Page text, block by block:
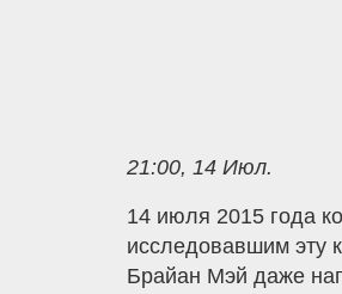
21:00, 14 Июл.
14 июля 2015 года
исследовавшим эту
Брайан Мэй даже